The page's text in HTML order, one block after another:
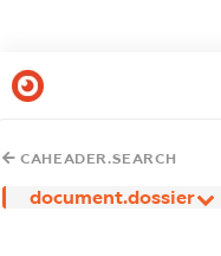
CAHEADER.SEARCH
document.dossier